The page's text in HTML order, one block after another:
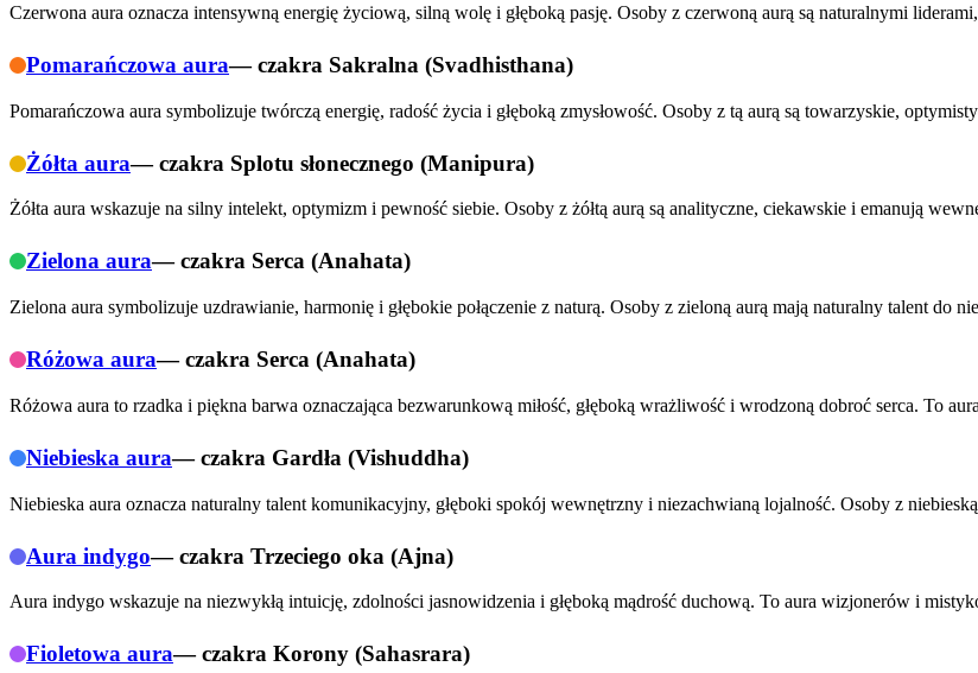
Czerwona aura oznacza intensywną energię życiową, silną wolę i głęboką pasję. Osoby z czerwoną aurą są naturalnymi
Pomarańczowa aura— czakra Sakralna (Svadhisthana)
Pomarańczowa aura symbolizuje twórczą energię, radość życia i głęboką zmysłowość. Osoby z tą aurą są towarzyskie,
Żółta aura— czakra Splotu słonecznego (Manipura)
Żółta aura wskazuje na silny intelekt, optymizm i pewność siebie. Osoby z żółtą aurą są analityczne, ciekawskie i emanują
Zielona aura— czakra Serca (Anahata)
Zielona aura symbolizuje uzdrawianie, harmonię i głębokie połączenie z naturą. Osoby z zieloną aurą mają naturalny talent do
Różowa aura— czakra Serca (Anahata)
Różowa aura to rzadka i piękna barwa oznaczająca bezwarunkową miłość, głęboką wrażliwość i wrodzoną dobroć serca. To
Niebieska aura— czakra Gardła (Vishuddha)
Niebieska aura oznacza naturalny talent komunikacyjny, głęboki spokój wewnętrzny i niezachwianą lojalność. Osoby z
Aura indygo— czakra Trzeciego oka (Ajna)
Aura indygo wskazuje na niezwykłą intuicję, zdolności jasnowidzenia i głęboką mądrość duchową. To aura wizjonerów i
Fioletowa aura— czakra Korony (Sahasrara)